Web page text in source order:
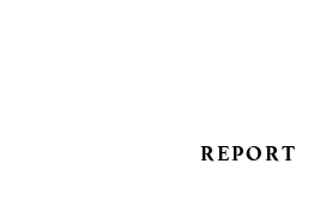
REPORT